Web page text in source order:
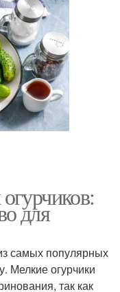
для
самых популярных
Мелкие огурчики
так как